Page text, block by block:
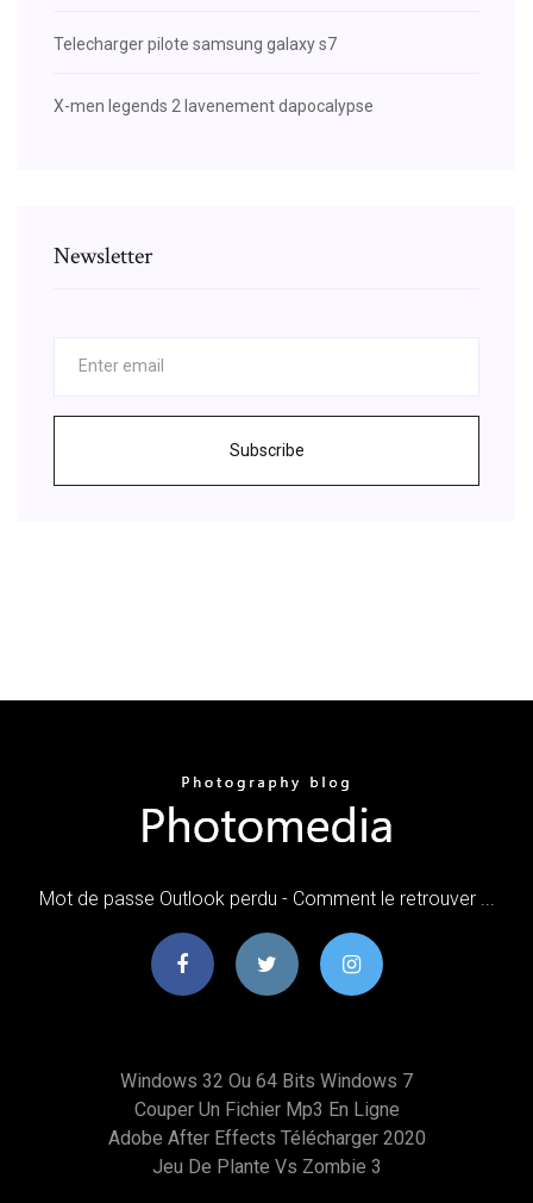
Telecharger pilote samsung galaxy s7
X-men legends 2 lavenement dapocalypse
Newsletter
Subscribe
Mot de passe Outlook perdu - Comment le retrouver ...
Windows 32 Ou 64 Bits Windows 7
Couper Un Fichier Mp3 En Ligne
Adobe After Effects Télécharger 2020
Jeu De Plante Vs Zombie 3